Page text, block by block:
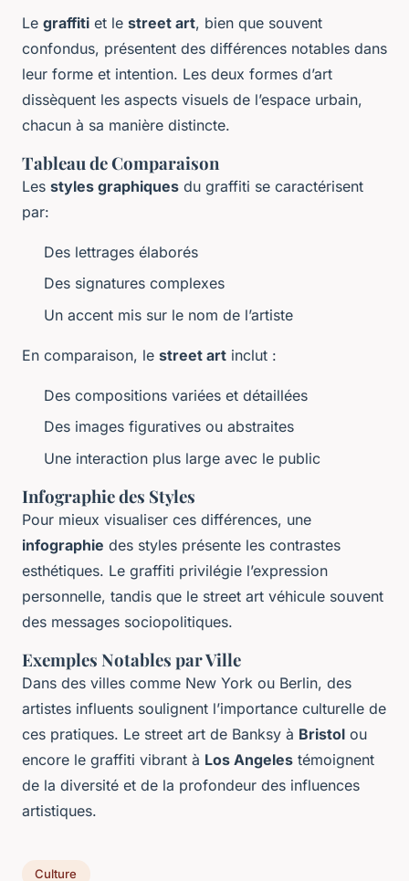
Le graffiti et le street art, bien que souvent
confondus, présentent des différences notables dans
leur forme et intention. Les deux formes d’art
dissèquent les aspects visuels de l’espace urbain,
chacun à sa manière distincte.
Tableau de Comparaison
Les styles graphiques du graffiti se caractérisent
par:
Des lettrages élaborés
Des signatures complexes
Un accent mis sur le nom de l’artiste
En comparaison, le street art inclut :
Des compositions variées et détaillées
Des images figuratives ou abstraites
Une interaction plus large avec le public
Infographie des Styles
Pour mieux visualiser ces différences, une
infographie des styles présente les contrastes
esthétiques. Le graffiti privilégie l’expression
personnelle, tandis que le street art véhicule souvent
des messages sociopolitiques.
Exemples Notables par Ville
Dans des villes comme New York ou Berlin, des
artistes influents soulignent l’importance culturelle de
ces pratiques. Le street art de Banksy à Bristol ou
encore le graffiti vibrant à Los Angeles témoignent
de la diversité et de la profondeur des influences
artistiques.
Culture